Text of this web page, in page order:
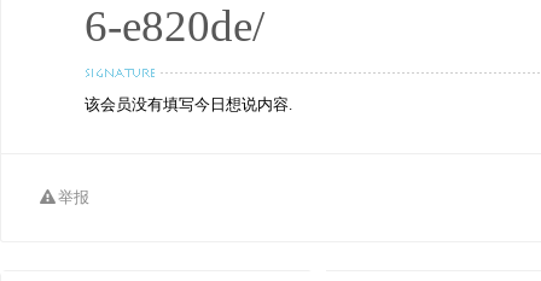
6-e820de/
该会员没有填写今日想说内容.
举报